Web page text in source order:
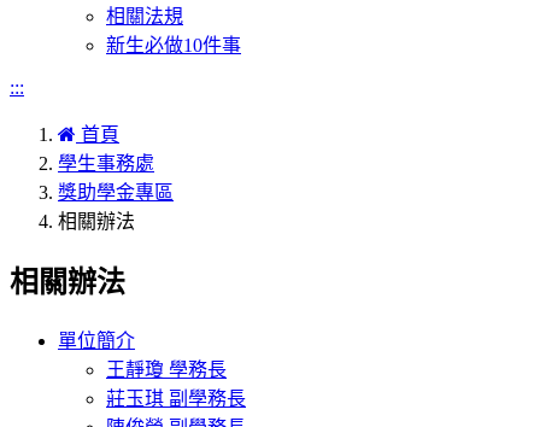
相關法規
新生必做10件事
:::
首頁
學生事務處
獎助學金專區
相關辦法
相關辦法
單位簡介
王靜瓊 學務長
莊玉琪 副學務長